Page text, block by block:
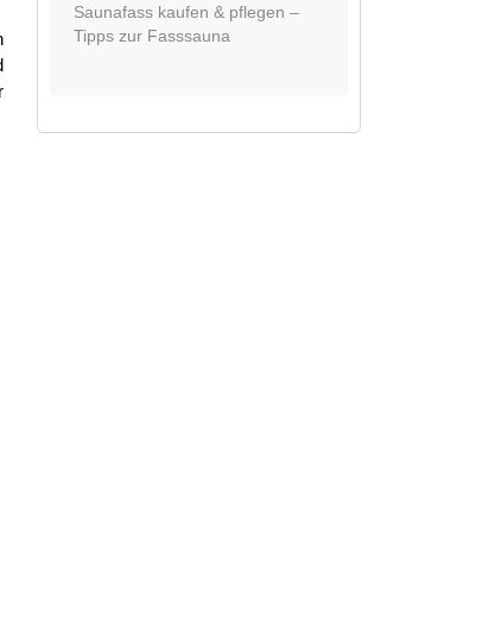
Saunafass kaufen & pflegen –
Tipps zur Fasssauna